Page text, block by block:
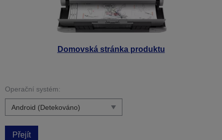
Domovská stránka produktu
Operační systém:
Přejít